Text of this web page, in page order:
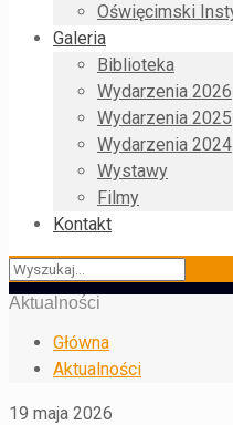
Oświęcimski
Galeria
Biblioteka
Wydarzenia 2026
Wydarzenia 2025
Wydarzenia 2024
Wystawy
Filmy
Kontakt
Aktualności
Główna
Aktualności
19 maja 2026